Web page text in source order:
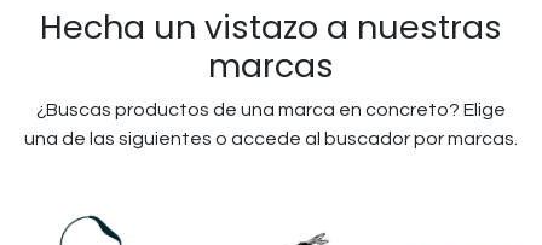
Hecha un vistazo a nuestras
marcas
¿Buscas productos de una marca en concreto? Elige
una de las siguientes o accede al buscador por marcas.